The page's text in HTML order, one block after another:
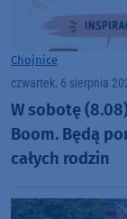
Chojnice
czwartek, 6 sierpnia
W sobotę
Boom. Będą
całych rodzin